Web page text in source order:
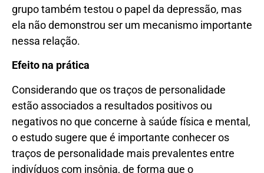
grupo também testou o papel da depressão, mas
ela não demonstrou ser um mecanismo importante
nessa relação.
Efeito na prática
Considerando que os traços de personalidade
estão associados a resultados positivos ou
negativos no que concerne à saúde física e mental,
o estudo sugere que é importante conhecer os
traços de personalidade mais prevalentes entre
indivíduos com insônia, de forma que o